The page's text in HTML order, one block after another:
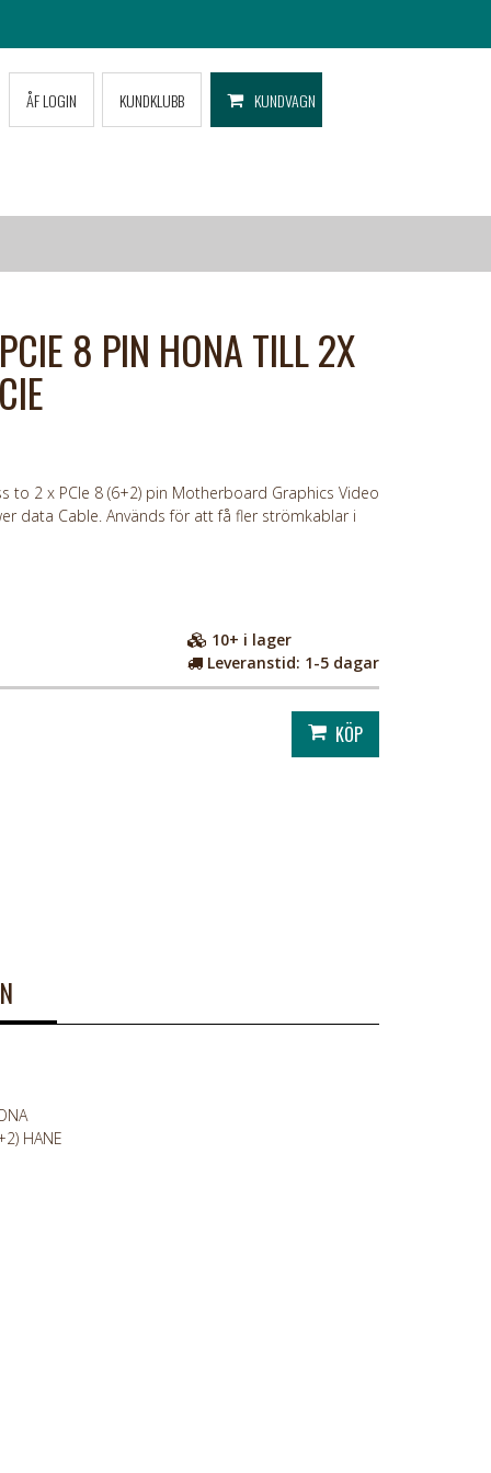
ÅF LOGIN KUNDKLUBB KUNDVAGN
8 PIN HONA TILL 2X
to 2 x PCIe 8 (6+2) pin Motherboard Graphics Video
data Cable. Används för att få fler strömkablar i
10+ i lager
Leveranstid: 1-5 dagar
HANE